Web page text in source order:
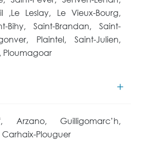
Leslay, Le Vieux-Bourg,
Bihy, Saint-Brandan, Saint-
Plaintel, Saint-Julien,
Ploumagoar
Arzano, Guilligomarc’h,
Plouguer